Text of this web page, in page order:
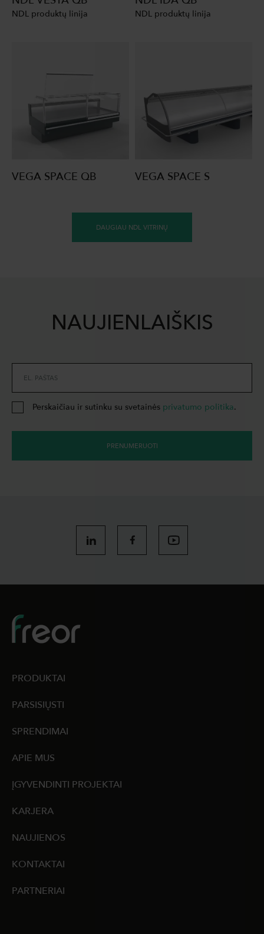
NDL produktų linija NDL produktų linija
VEGA SPACE QB VEGA SPACE S
DAUGIAU NDL VITRINŲ
NAUJIENLAIŠKIS
EL. PAŠTAS
Perskaičiau ir sutinku su svetainės privatumo politika.
PRENUMERUOTI
PRODUKTAI
PARSISIŲSTI
SPRENDIMAI
APIE MUS
ĮGYVENDINTI PROJEKTAI
KARJERA
NAUJIENOS
KONTAKTAI
PARTNERIAI